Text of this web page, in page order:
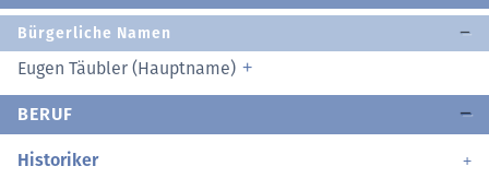
Bürgerliche Namen
Eugen Täubler (Hauptname)
BERUF
Historiker